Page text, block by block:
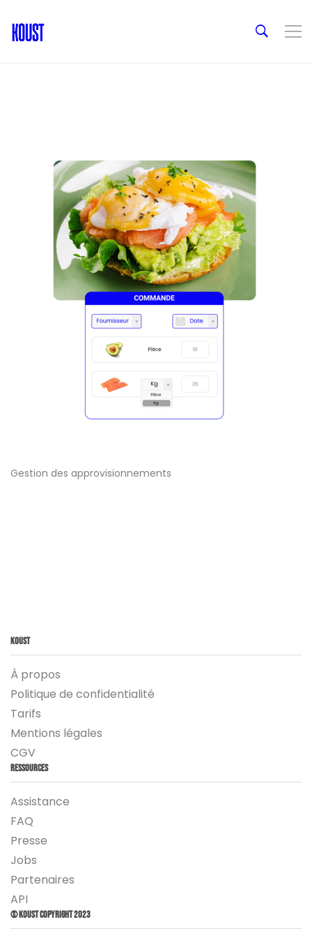
Gestion des approvisionnements
Koust
À propos
Politique de confidentialité
Tarifs
Mentions légales
CGV
Ressources
Assistance
FAQ
Presse
Jobs
Partenaires
API
© Koust Copyright 2023